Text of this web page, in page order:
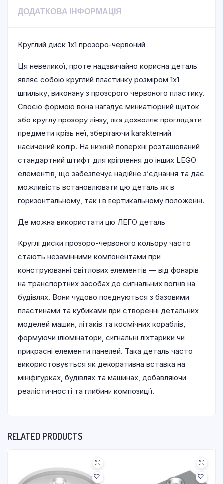
ДОДАТКОВА ІНФОРМАЦІЯ
Круглий диск 1х1 прозоро-червоний
Ця невеликої, проте надзвичайно корисна деталь
являє собою круглий пластинку розміром 1х1
шпильку, виконану з прозорого червоного пластику.
Своєю формою вона нагадує миниатюрний щиток
або круглу прозору лінзу, яка дозволяє проглядати
предмети крізь неї, зберігаючи karakterний
насичений колір. На нижній поверхні розташований
стандартний штифт для кріплення до інших LEGO
елементів, що забезпечує надійне з’єднання та дає
можливість встановлювати цю деталь як в
горизонтальному, так і в вертикальному положенні.
Де можна використати цю ЛЕГО деталь
Круглі диски прозоро-червоного кольору часто
стають незамінними компонентами при
конструюванні світлових елементів — від фонарів
на транспортних засобах до сигнальних вогнів на
будівлях. Вони чудово поєднуються з базовими
пластинами та кубиками при створенні детальних
моделей машин, літаків та космічних кораблів,
формуючи ілюмінатори, сигнальні ліхтарики чи
прикрасні елементи панелей. Така деталь часто
використовується як декоративна вставка на
мініфігурках, будівлях та машинах, добавляючи
реалістичності та глибини композиції.
RELATED PRODUCTS